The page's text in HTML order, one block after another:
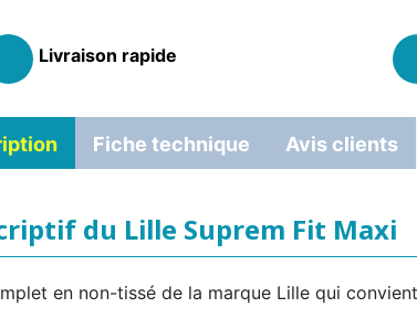
Livraison rapide
Fiche technique Avis clients
du Lille Suprem Fit Maxi
en non-tissé de la marque Lille qui